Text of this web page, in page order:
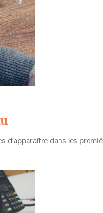
d’apparaître dans les